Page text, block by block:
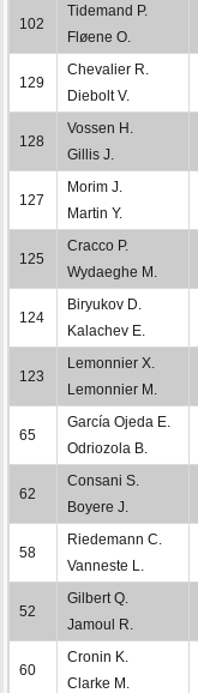
102
Tidemand P.
Fløene O.
129
Chevalier R.
Diebolt V.
128
Vossen H.
Gillis J.
127
Morim J.
Martin Y.
125
Cracco P.
Wydaeghe M.
124
Biryukov D.
Kalachev E.
123
Lemonnier X.
Lemonnier M.
65
García Ojeda E.
Odriozola B.
62
Consani S.
Boyere J.
58
Riedemann C.
Vanneste L.
52
Gilbert Q.
Jamoul R.
60
Cronin K.
Clarke M.